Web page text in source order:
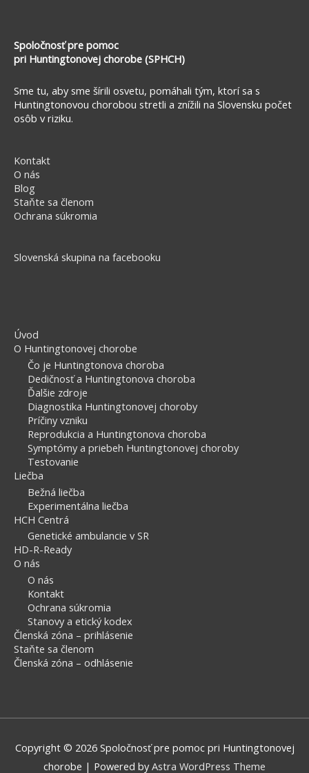
Spoločnosť pre pomoc
pri Huntingtonovej chorobe (SPHCH)
Sme tu, aby sme šírili osvetu, pomáhali tým, ktorí sa s
Huntingtonovou chorobou stretli a znížili na Slovensku počet
osôb v riziku.
Kontakt
O nás
Blog
Staňte sa členom
Ochrana súkromia
Slovenská skupina na facebooku
Úvod
O Huntingtonovej chorobe
Čo je Huntingtonova choroba
Dedičnosť a Huntingtonova choroba
Ďalšie zdroje
Diagnostika Huntingtonovej choroby
Príčiny vzniku
Reprodukcia a Huntingtonova choroba
Symptómy a priebeh Huntingtonovej choroby
Testovanie
Liečba
Bežná liečba
Experimentálna liečba
HCH Centrá
Genetické ambulancie v SR
HD-R-Ready
O nás
O nás
Kontakt
Ochrana súkromia
Stanovy a etický kodex
Členská zóna – prihlásenie
Staňte sa členom
Členská zóna – odhlásenie
Copyright © 2026 Spoločnosť pre pomoc pri Huntingtonovej
chorobe | Powered by Astra WordPress Theme